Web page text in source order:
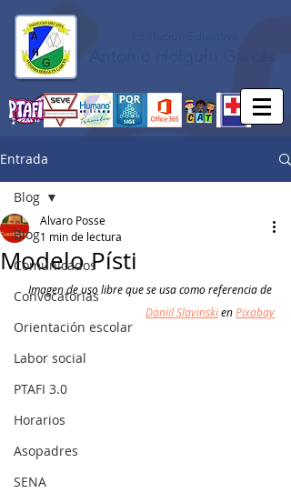
Entrada
Blog
Comunicados
Convocatorias
Orientación escolar
Labor social
PTAFI 3.0
Horarios
Asopadres
SENA
Blog
Modelo Písti
Alvaro Posse
1 min de lectura
Imagen de uso libre que se usa como referencia de
Daniil Slavinski en Pixabay